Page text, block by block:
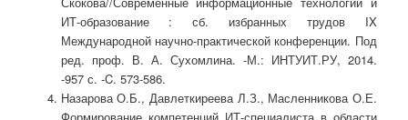
ИТ-образование : сб. избранных трудов IX
Международной научно-практической конференции. Под
ред. проф. В. А. Сухомлина. -М.: ИНТУИТ.РУ, 2014.
-957 с. -C. 573-586.
Назарова О.Б., Давлеткиреева Л.З., Масленникова О.Е.